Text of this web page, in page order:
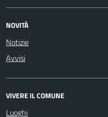
NOVITÀ
Notizie
Avvisi
VIVERE IL COMUNE
Luoghi